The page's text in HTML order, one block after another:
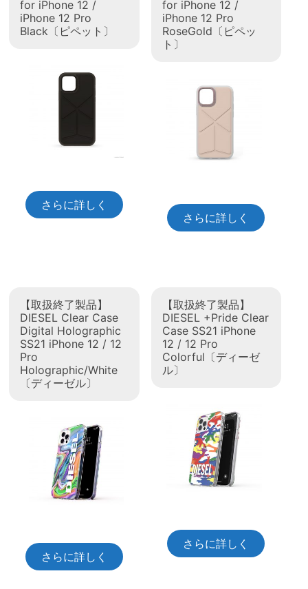
for iPhone 12 /
iPhone 12 Pro
Black〔ピペット〕
さらに詳しく
for iPhone 12 /
iPhone 12 Pro
RoseGold〔ピペッ
ト〕
さらに詳しく
【取扱終了製品】
DIESEL Clear Case
Digital Holographic
SS21 iPhone 12 / 12
Pro
Holographic/White
〔ディーゼル〕
さらに詳しく
【取扱終了製品】
DIESEL +Pride Clear
Case SS21 iPhone
12 / 12 Pro
Colorful〔ディーゼ
ル〕
さらに詳しく